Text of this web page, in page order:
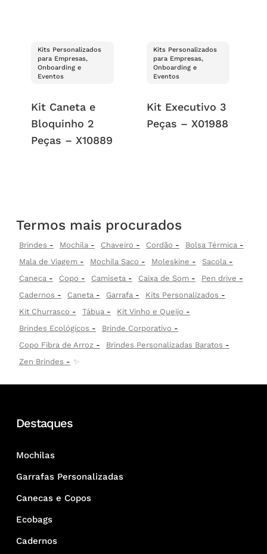
Kits Personalizados
para Empresas,
Onboarding e
Eventos
Kit Caneta e
Bloquinho 2
Peças – X10889
Kits Personalizados
para Empresas,
Onboarding e
Eventos
Kit Executivo 3
Peças – X01988
Termos mais procurados
Brindes Mochila Chaveiro Cordão
Bolsa Térmica
Mala de Viagem
Mochila Saco Moleskine
Sacola
Caneca
Copo Camiseta Caixa de Som
Pen drive
Cadernos
Caneta Garrafa
Kits Personalizados
Kit Churrasco
Tábua
Kit Vinho e Queijo
Brindes Ecológicos
Brinde Corporativo
Copo Fibra de Arroz
Brindes Personalizadas Baratos
Zen Brindes
✨
Destaques
Mochilas
Garrafas Personalizadas
Canecas e Copos
Ecobags
Cadernos